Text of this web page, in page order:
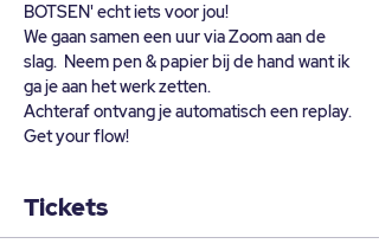
BOTSEN' echt iets voor jou!
We gaan samen een uur via Zoom aan de
slag.  Neem pen & papier bij de hand want ik
ga je aan het werk zetten.
Achteraf ontvang je automatisch een replay.
Get your flow!
Tickets